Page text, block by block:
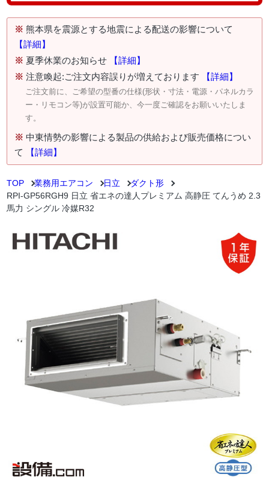
※ 熊本県を震源とする地震による配送の影響について
【詳細】
※ 夏季休業のお知らせ
【詳細】
※ 注意喚起:ご注文内容誤りが増えております 【詳細】
ご注文前に、ご希望の型番の仕様(形状・寸法・電源・パネルカラ
ー・リモコン等)が設置可能か、今一度ご確認をお願いいたしま
す。
※ 中東情勢の影響による製品の供給および販売価格につい
て
【詳細】
TOP 業務用エアコン 日立
ダクト形
RPI-GP56RGH9 日立 省エネの達人プレミアム 高静圧 てんうめ 2.3
馬力 シングル 冷媒R32